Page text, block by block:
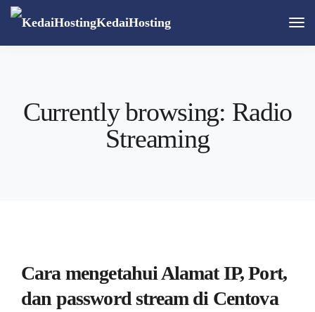
KedaiHosting
Currently browsing: Radio
Streaming
Cara mengetahui Alamat IP, Port,
dan password stream di Centova